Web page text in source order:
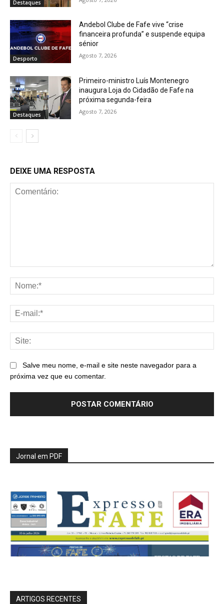
Destaques
Desporto
Andebol Clube de Fafe vive “crise
financeira profunda” e suspende equipa
sénior
Agosto 7, 2026
Destaques
Primeiro-ministro Luís Montenegro
inaugura Loja do Cidadão de Fafe na
próxima segunda-feira
Agosto 7, 2026
DEIXE UMA RESPOSTA
Salve meu nome, e-mail e site neste navegador para a
próxima vez que eu comentar.
Jornal em PDF
ARTIGOS RECENTES